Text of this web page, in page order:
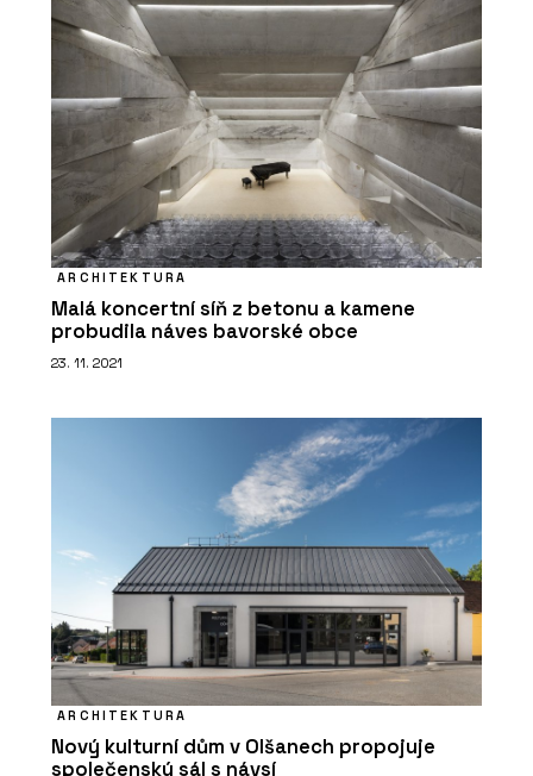
PRODUKTY
Suché podlahy RigiStabil - Rigips
PRODUKTY
O FIRMĚ
ARCHITEKTURA
Malá koncertní síň z betonu a kamene
probudila náves bavorské obce
23. 11. 2021
ARCHITEKTURA
Nový kulturní dům v Olšanech propojuje
společenský sál s návsí